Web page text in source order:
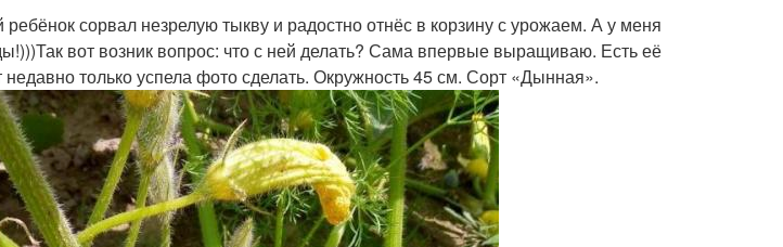
сорвал незрелую тыкву и радостно отнёс в корзину с урожаем. А у меня
вот возник вопрос: что с ней делать? Сама впервые выращиваю. Есть её
только успела фото сделать. Окружность 45 см. Сорт «Дынная».